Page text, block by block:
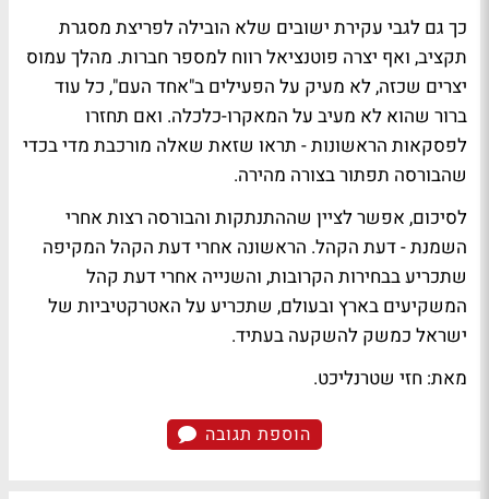
כך גם לגבי עקירת ישובים שלא הובילה לפריצת מסגרת
תקציב, ואף יצרה פוטנציאל רווח למספר חברות. מהלך עמוס
יצרים שכזה, לא מעיק על הפעילים ב"אחד העם", כל עוד
ברור שהוא לא מעיב על המאקרו-כלכלה. ואם תחזרו
לפסקאות הראשונות - תראו שזאת שאלה מורכבת מדי בכדי
שהבורסה תפתור בצורה מהירה.
לסיכום, אפשר לציין שההתנתקות והבורסה רצות אחרי
השמנת - דעת הקהל. הראשונה אחרי דעת הקהל המקיפה
שתכריע בבחירות הקרובות, והשנייה אחרי דעת קהל
המשקיעים בארץ ובעולם, שתכריע על האטרקטיביות של
ישראל כמשק להשקעה בעתיד.
מאת: חזי שטרנליכט.
הוספת תגובה